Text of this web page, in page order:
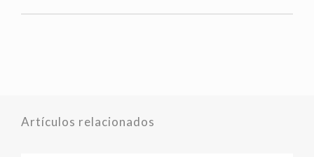
Artículos relacionados